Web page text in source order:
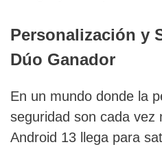
Personalización y
Dúo Ganador
En un mundo donde la
seguridad son cada vez
Android 13 llega para